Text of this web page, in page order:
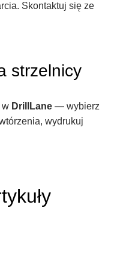
Skontaktuj się ze
strzelnicy
w DrillLane — wybierz
wydrukuj